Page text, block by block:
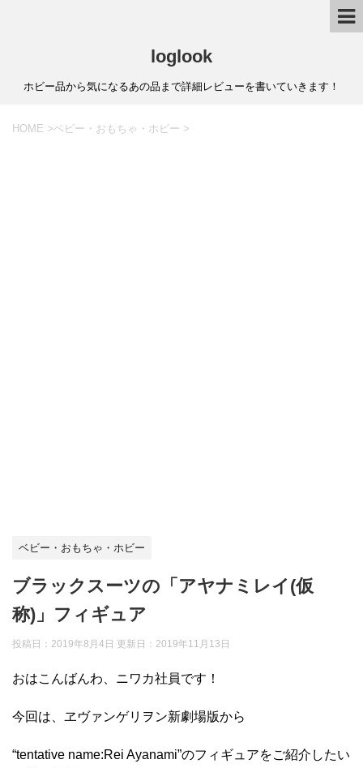
loglook
ホビー品から気になるあの品まで詳細レビューを書いていきます！
HOME >ベビー・おもちゃ・ホビー >
ベビー・おもちゃ・ホビー
ブラックスーツの「アヤナミレイ(仮
称)」フィギュア
投稿日：2019年8月4日 更新日： 2019年11月13日
おはこんばんわ、ニワカ社員です！
今回は、ヱヴァンゲリヲン新劇場版から
“tentative name:Rei Ayanami”のフィギュアをご紹介したい